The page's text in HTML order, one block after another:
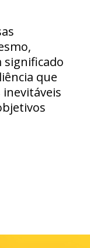
significado
que